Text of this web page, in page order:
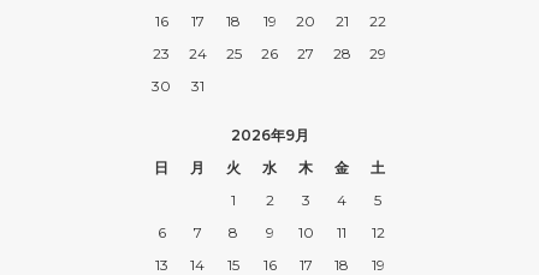
16
17 18 19 20 21
22
23
24 25 26 27 28
29
30
31
2026年9月
日
月 火 水 木 金
土
1
2 3 4
5
6
7 8 9 10 11
12
13
14 15 16 17 18
19